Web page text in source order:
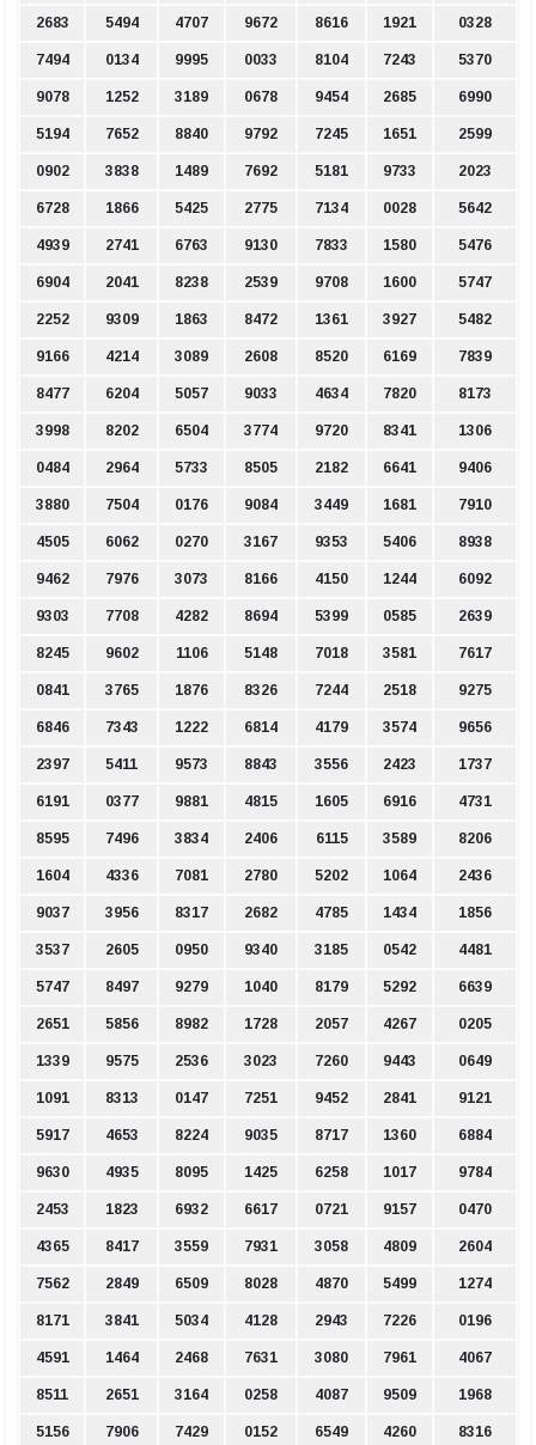
2683 5494 4707 9672 8616 1921 0328
7494 0134 9995 0033 8104 7243 5370
9078 1252 3189 0678 9454 2685 6990
5194 7652 8840 9792 7245 1651 2599
0902 3838 1489 7692 5181 9733 2023
6728 1866 5425 2775 7134 0028 5642
4939 2741 6763 9130 7833 1580 5476
6904 2041 8238 2539 9708 1600 5747
2252 9309 1863 8472 1361 3927 5482
9166 4214 3089 2608 8520 6169 7839
8477 6204 5057 9033 4634 7820 8173
3998 8202 6504 3774 9720 8341 1306
0484 2964 5733 8505 2182 6641 9406
3880 7504 0176 9084 3449 1681 7910
4505 6062 0270 3167 9353 5406 8938
9462 7976 3073 8166 4150 1244 6092
9303 7708 4282 8694 5399 0585 2639
8245 9602 1106 5148 7018 3581 7617
0841 3765 1876 8326 7244 2518 9275
6846 7343 1222 6814 4179 3574 9656
2397 5411 9573 8843 3556 2423 1737
6191 0377 9881 4815 1605 6916 4731
8595 7496 3834 2406 6115 3589 8206
1604 4336 7081 2780 5202 1064 2436
9037 3956 8317 2682 4785 1434 1856
3537 2605 0950 9340 3185 0542 4481
5747 8497 9279 1040 8179 5292 6639
2651 5856 8982 1728 2057 4267 0205
1339 9575 2536 3023 7260 9443 0649
1091 8313 0147 7251 9452 2841 9121
5917 4653 8224 9035 8717 1360 6884
9630 4935 8095 1425 6258 1017 9784
2453 1823 6932 6617 0721 9157 0470
4365 8417 3559 7931 3058 4809 2604
7562 2849 6509 8028 4870 5499 1274
8171 3841 5034 4128 2943 7226 0196
4591 1464 2468 7631 3080 7961 4067
8511 2651 3164 0258 4087 9509 1968
5156 7906 7429 0152 6549 4260 8316